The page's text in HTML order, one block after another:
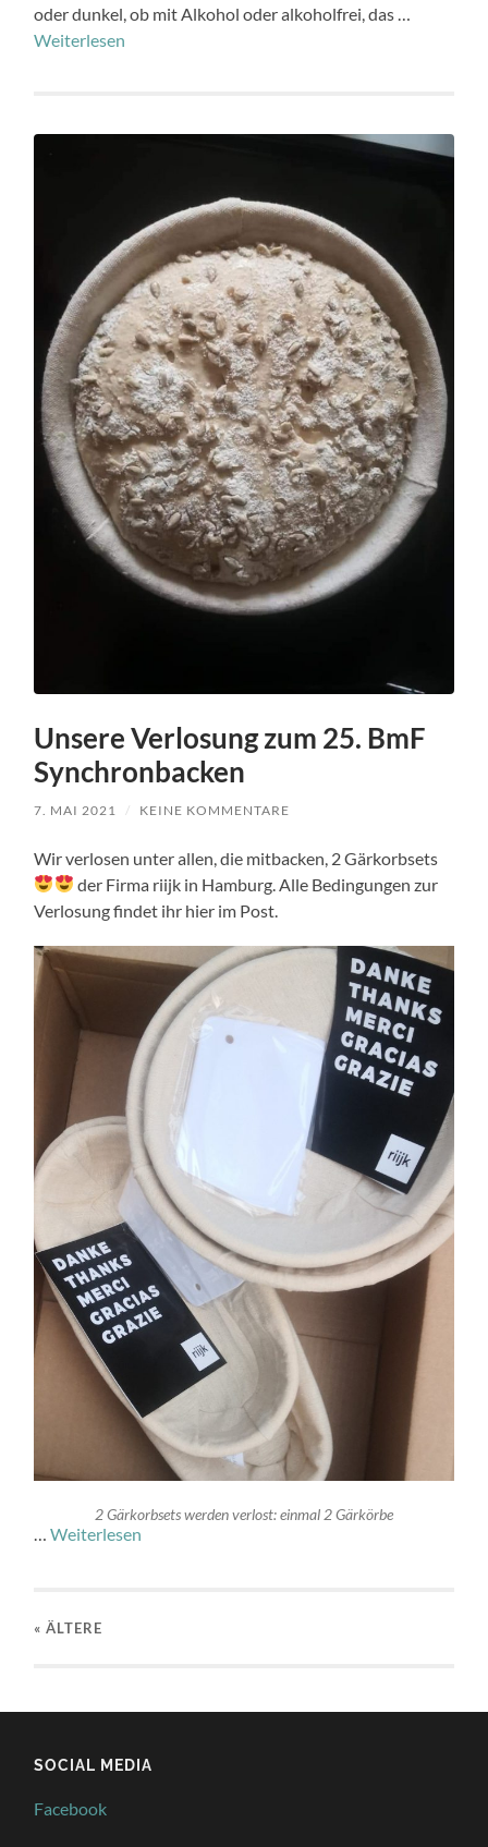
oder dunkel, ob mit Alkohol oder alkoholfrei, das …
Weiterlesen
Unsere Verlosung zum 25. BmF
Synchronbacken
7. MAI 2021 / KEINE KOMMENTARE
Wir verlosen unter allen, die mitbacken, 2 Gärkorbsets
der Firma riijk in Hamburg. Alle Bedingungen zur
Verlosung findet ihr hier im Post.
2 Gärkorbsets werden verlost: einmal 2 Gärkörbe
…Weiterlesen
« ÄLTERE
SOCIAL MEDIA
Facebook